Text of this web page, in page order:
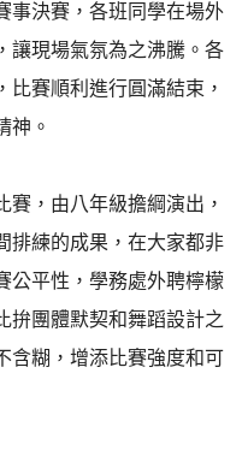
事決賽，各班同學在場外
讓現場氣氛為之沸騰。各
比賽順利進行圓滿結束，
神。
，由八年級擔綱演出，
排練的成果，在大家都非
公平性，學務處外聘檸檬
拚團體默契和舞蹈設計之
含糊，增添比賽強度和可